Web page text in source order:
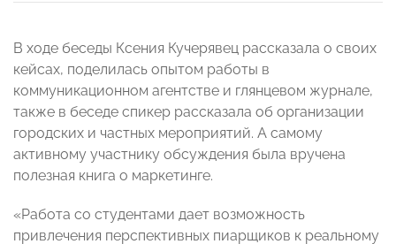
В ходе беседы Ксения Кучерявец рассказала о своих
кейсах, поделилась опытом работы в
коммуникационном агентстве и глянцевом журнале,
также в беседе спикер рассказала об организации
городских и частных мероприятий. А самому
активному участнику обсуждения была вручена
полезная книга о маркетинге.
«Работа со студентами дает возможность
привлечения перспективных пиарщиков к реальному